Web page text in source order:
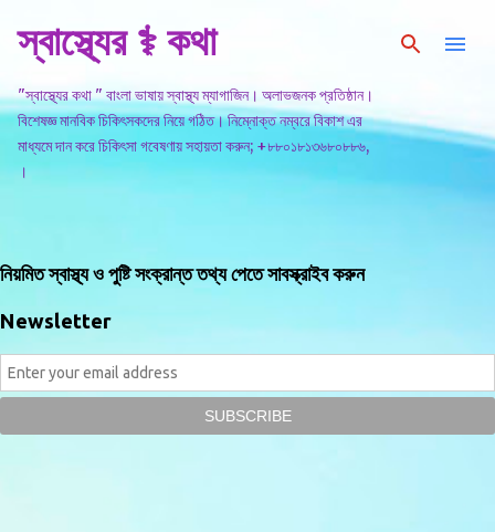
সরাসরি প্রধান সামগ্রীতে চলে যান
স্বাস্থ্যের ⚕️ কথা
"স্বাস্থ্যের কথা " বাংলা ভাষায় স্বাস্থ্য ম্যাগাজিন। অলাভজনক প্রতিষ্ঠান।
বিশেষজ্ঞ মানবিক চিকিৎসকদের নিয়ে গঠিত। নিম্নোক্ত নম্বরে বিকাশ এর
মাধ্যমে দান করে চিকিৎসা গবেষণায় সহায়তা করুন; +৮৮০১৮১৩৬৮০৮৮৬,
।
নিয়মিত স্বাস্থ্য ও পুষ্টি সংক্রান্ত তথ্য পেতে সাবস্ক্রাইব করুন
Newsletter